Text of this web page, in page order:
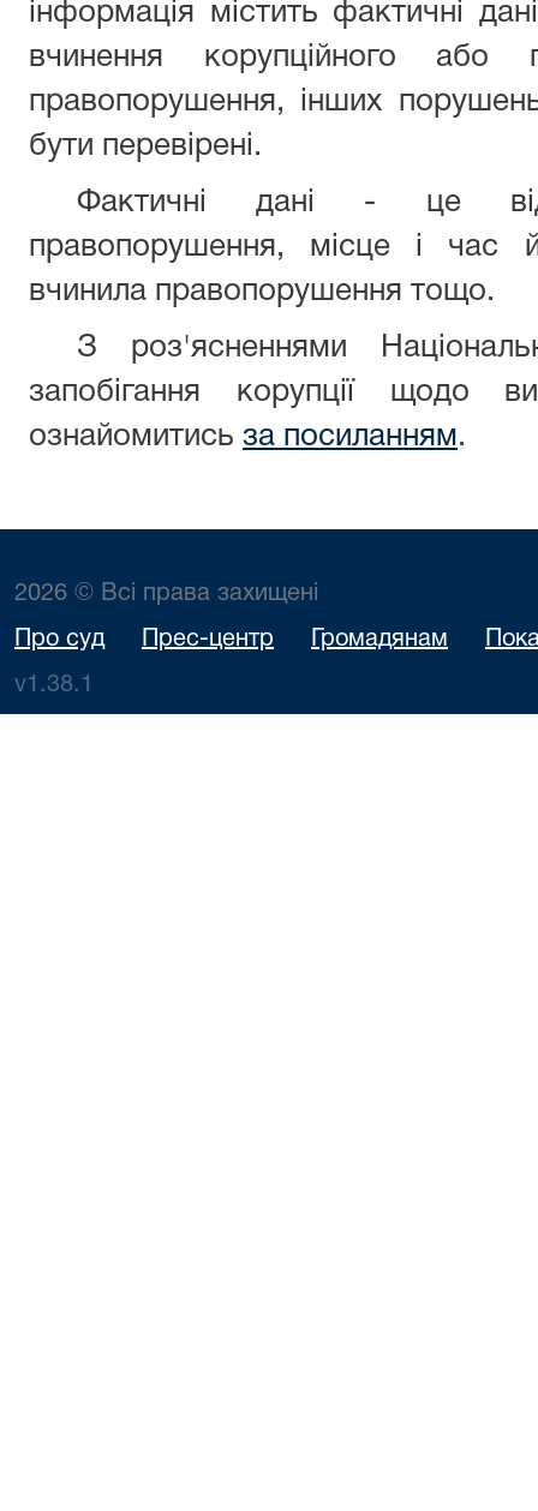
інформація містить фактичні
вчинення корупційного або
правопорушення, інших
бути перевірені.
Фактичні дані - це
правопорушення, місце і час
вчинила правопорушення тощо.
З роз'ясненнями
запобігання корупції щодо
ознайомитись за посиланням.
2026 © Всі права захищені
Про суд Прес-центр Громадянам
v1.38.1